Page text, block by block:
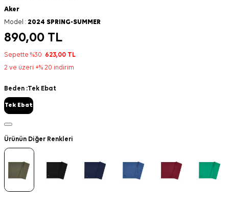
Aker
Model : 2024 SPRING-SUMMER
890,00 TL
Sepette %30 623,00 TL
2 ve üzeri +% 20 indirim
Beden :Tek Ebat
Tek Ebat
Ürünün Diğer Renkleri